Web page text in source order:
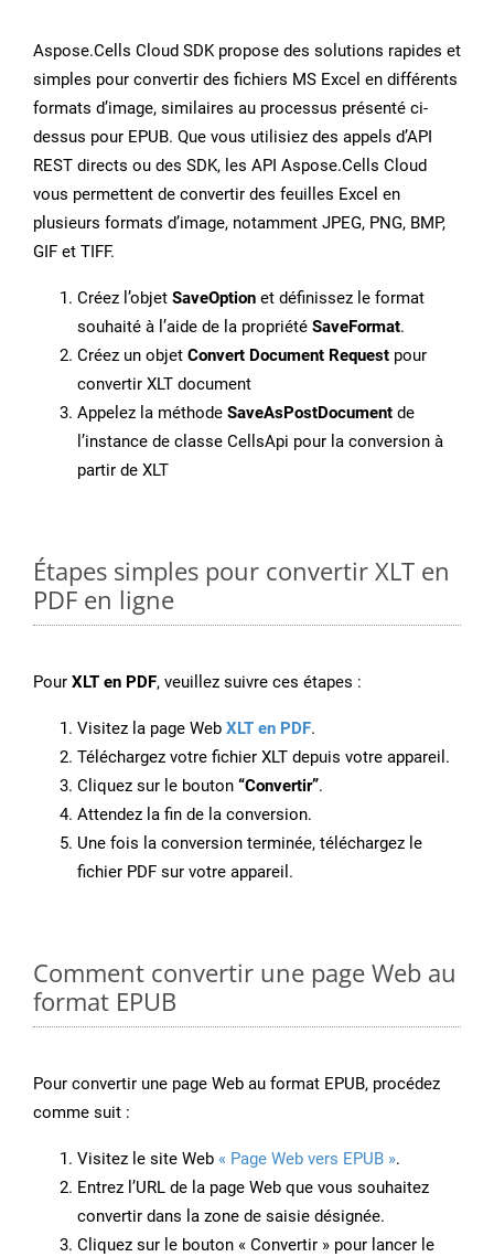
Aspose.Cells Cloud SDK propose des solutions rapides et
simples pour convertir des fichiers MS Excel en différents
formats d’image, similaires au processus présenté ci-
dessus pour EPUB. Que vous utilisiez des appels d’API
REST directs ou des SDK, les API Aspose.Cells Cloud
vous permettent de convertir des feuilles Excel en
plusieurs formats d’image, notamment JPEG, PNG, BMP,
GIF et TIFF.
Créez l’objet SaveOption et définissez le format
souhaité à l’aide de la propriété SaveFormat.
Créez un objet Convert Document Request pour
convertir XLT document
Appelez la méthode SaveAsPostDocument de
l’instance de classe CellsApi pour la conversion à
partir de XLT
Étapes simples pour convertir XLT en
PDF en ligne
Pour XLT en PDF, veuillez suivre ces étapes :
Visitez la page Web XLT en PDF.
Téléchargez votre fichier XLT depuis votre appareil.
Cliquez sur le bouton “Convertir”.
Attendez la fin de la conversion.
Une fois la conversion terminée, téléchargez le
fichier PDF sur votre appareil.
Comment convertir une page Web au
format EPUB
Pour convertir une page Web au format EPUB, procédez
comme suit :
Visitez le site Web « Page Web vers EPUB ».
Entrez l’URL de la page Web que vous souhaitez
convertir dans la zone de saisie désignée.
Cliquez sur le bouton « Convertir » pour lancer le